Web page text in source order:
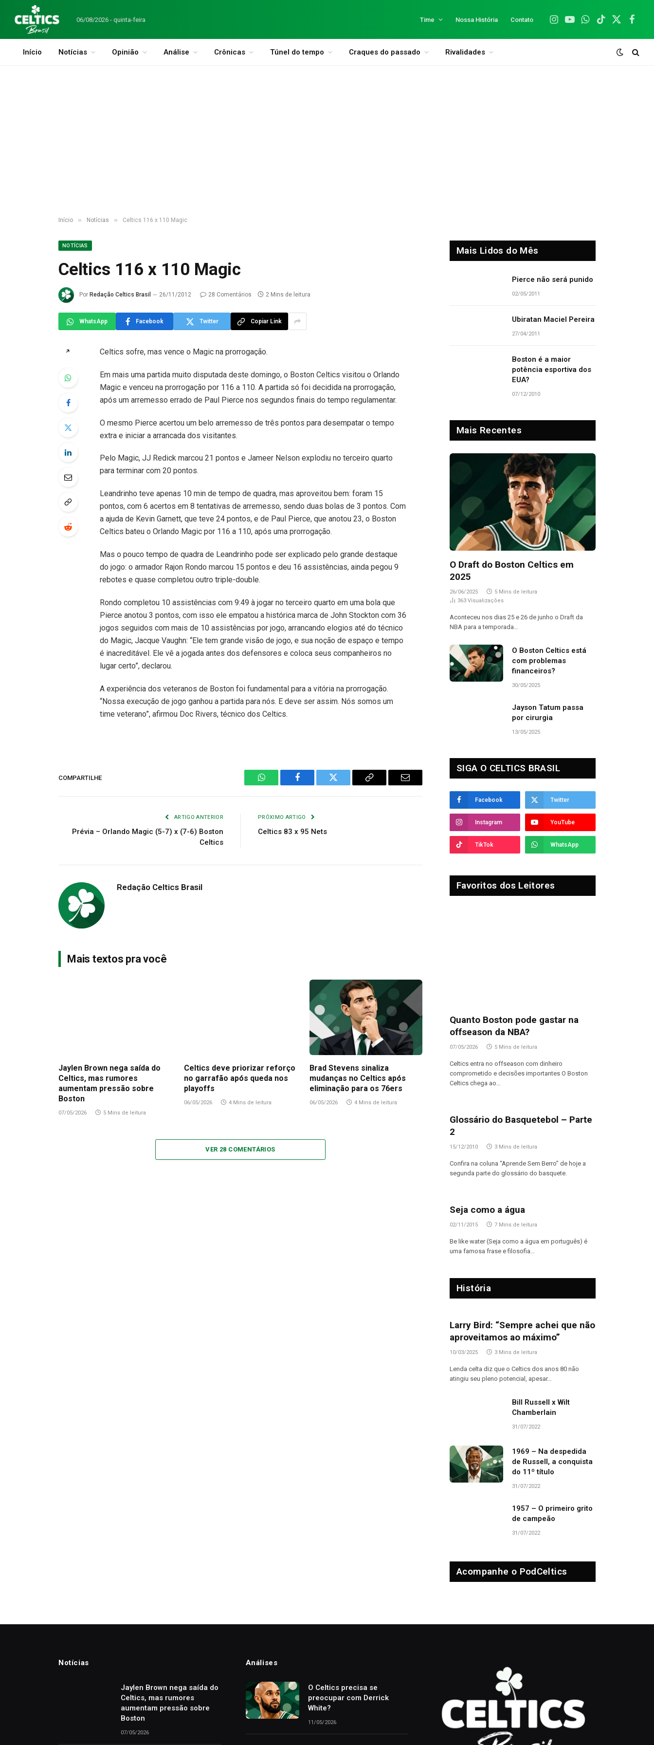
06/08/2026 - quinta-feira Time Nossa História Contato
Instagram
YouTubeWhatsApp
TikTok
X
Início Notícias Opinião Análise Crônicas Túnel do tempo Craques do passado Rivalidades
Início » Notícias » Celtics 116 x 110 Magic
NOTÍCIAS
Celtics 116 x 110 Magic
Por Redação Celtics Brasil 26/11/2012 28 Comentários 2 Mins de leitura
WhatsApp Facebook Twitter Copiar Link
↗ Celtics sofre, mas vence o Magic na prorrogação.
Em mais uma partida muito disputada deste domingo, o Boston Celtics visitou o Orlando
Magic e venceu na prorrogação por 116 a 110. A partida só foi decidida na prorrogação,
após um arremesso errado de Paul Pierce nos segundos finais do tempo regulamentar.
O mesmo Pierce acertou um belo arremesso de três pontos para desempatar o tempo
extra e iniciar a arrancada dos visitantes.
Pelo Magic, JJ Redick marcou 21 pontos e Jameer Nelson explodiu no terceiro quarto
para terminar com 20 pontos.
Leandrinho teve apenas 10 min de tempo de quadra, mas aproveitou bem: foram 15
pontos, com 6 acertos em 8 tentativas de arremesso, sendo duas bolas de 3 pontos. Com
a ajuda de Kevin Garnett, que teve 24 pontos, e de Paul Pierce, que anotou 23, o Boston
Celtics bateu o Orlando Magic por 116 a 110, após uma prorrogação.
Mas o pouco tempo de quadra de Leandrinho pode ser explicado pelo grande destaque
do jogo: o armador Rajon Rondo marcou 15 pontos e deu 16 assistências, ainda pegou 9
rebotes e quase completou outro triple-double.
Rondo completou 10 assistências com 9:49 à jogar no terceiro quarto em uma bola que
Pierce anotou 3 pontos, com isso ele empatou a histórica marca de John Stockton com 36
jogos seguidos com mais de 10 assistências por jogo, arrancando elogios até do técnico
do Magic, Jacque Vaughn: “Ele tem grande visão de jogo, e sua noção de espaço e tempo
é inacreditável. Ele vê a jogada antes dos defensores e coloca seus companheiros no
lugar certo”, declarou.
A experiência dos veteranos de Boston foi fundamental para a vitória na prorrogação.
“Nossa execução de jogo ganhou a partida para nós. E deve ser assim. Nós somos um
time veterano”, afirmou Doc Rivers, técnico dos Celtics.
COMPARTILHE
WhatsAppFacebook Twitter
Copiar
E-
ARTIGO ANTERIOR
Prévia – Orlando Magic (5-7) x (7-6) Boston
Celtics
PRÓXIMO ARTIGO
Celtics 83 x 95 Nets
Redação Celtics Brasil
Mais textos pra você
Jaylen Brown nega saída do
Celtics, mas rumores
aumentam pressão sobre
Boston
07/05/2026 5 Mins de leitura
Celtics deve priorizar reforço
no garrafão após queda nos
playoffs
06/05/2026 4 Mins de leitura
Brad Stevens sinaliza
mudanças no Celtics após
eliminação para os 76ers
06/05/2026 4 Mins de leitura
VER 28 COMENTÁRIOS
Mais Lidos do Mês
Pierce não será punido
02/05/2011
Ubiratan Maciel Pereira
27/04/2011
Boston é a maior
potência esportiva dos
EUA?
07/12/2010
Mais Recentes
O Draft do Boston Celtics em
2025
26/06/2025
5 Mins de leitura
363 Visualizações
Aconteceu nos dias 25 e 26 de junho o Draft da
NBA para a temporada…
O Boston Celtics está
com problemas
financeiros?
30/05/2025
Jayson Tatum passa
por cirurgia
13/05/2025
SIGA O CELTICS BRASIL
Facebook Twitter
Instagram YouTube
TikTok WhatsApp
Favoritos dos Leitores
Quanto Boston pode gastar na
offseason da NBA?
07/05/2026 5 Mins de leitura
Celtics entra no offseason com dinheiro
comprometido e decisões importantes O Boston
Celtics chega ao…
Glossário do Basquetebol – Parte
2
15/12/2010 3 Mins de leitura
Confira na coluna “Aprende Sem Berro” de hoje a
segunda parte do glossário do basquete.
Seja como a água
02/11/2015 7 Mins de leitura
Be like water (Seja como a água em português) é
uma famosa frase e filosofia…
História
Larry Bird: “Sempre achei que não
aproveitamos ao máximo”
10/03/2025 3 Mins de leitura
Lenda celta diz que o Celtics dos anos 80 não
atingiu seu pleno potencial, apesar…
Bill Russell x Wilt
Chamberlain
31/07/2022
1969 – Na despedida
de Russell, a conquista
do 11º título
31/07/2022
1957 – O primeiro grito
de campeão
31/07/2022
Acompanhe o PodCeltics
Notícias
Jaylen Brown nega saída do
Celtics, mas rumores
aumentam pressão sobre
Boston
07/05/2026
Análises
O Celtics precisa se
preocupar com Derrick
White?
11/05/2026